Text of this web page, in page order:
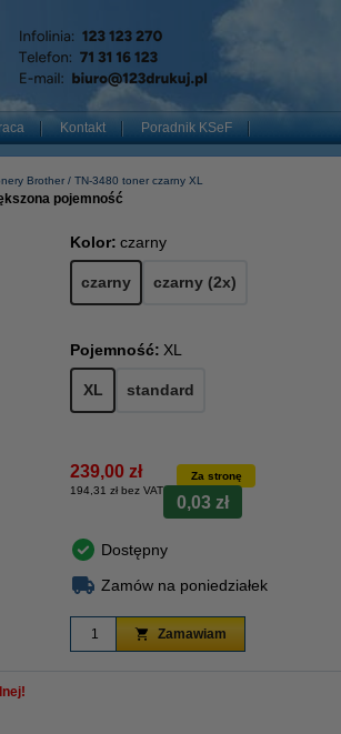
Kontakt Poradnik KSeF
Brother TN-3480 toner czarny XL
pojemność
Kolor: czarny
czarny czarny (2x)
Pojemność: XL
XL standard
239,00 zł
194,31 zł bez VAT
Za stronę
0,03 zł
Dostępny
Zamów na poniedziałek
Zamawiam